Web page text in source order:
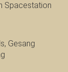
Spacestation
Gesang